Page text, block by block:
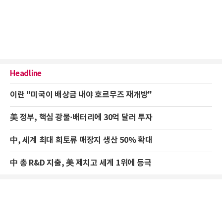
Headline
이란 "미국이 배상금 내야 호르무즈 재개방"
美 정부, 핵심 광물·배터리에 30억 달러 투자
中, 세계 최대 희토류 매장지 생산 50% 확대
中 총 R&D 지출, 美 제치고 세계 1위에 등극